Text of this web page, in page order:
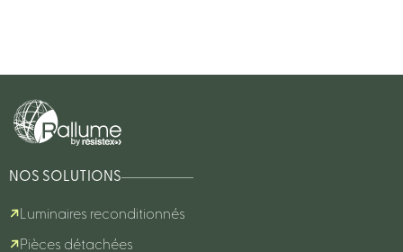
NOS SOLUTIONS
Luminaires reconditionnés
Pièces détachées